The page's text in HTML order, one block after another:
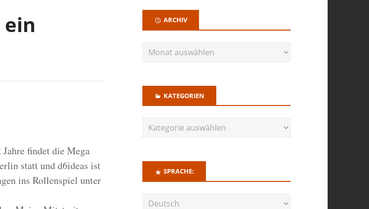
findet die Mega
statt und d6ideas ist
ins Rollenspiel unter
ARCHIV
KATEGORIEN
SPRACHE: